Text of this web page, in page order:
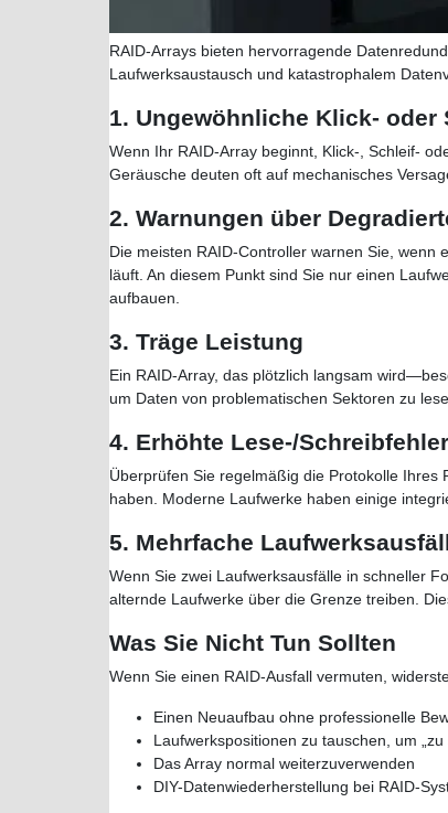
RAID-Arrays bieten hervorragende
Laufwerksaustausch und katastrophalem
1. Ungewöhnliche Klick- oder
Wenn Ihr RAID-Array beginnt, Klick-, Schleif-
Geräusche deuten oft auf mechanisches
2. Warnungen über
Die meisten RAID-Controller warnen Sie,
läuft. An diesem Punkt sind Sie nur einen
aufbauen.
3. Träge Leistung
Ein RAID-Array, das plötzlich langsam
um Daten von problematischen Sektoren zu
4. Erhöhte Lese-/Schreibfehler
Überprüfen Sie regelmäßig die Protokolle
haben. Moderne Laufwerke haben einige
5. Mehrfache
Wenn Sie zwei Laufwerksausfälle in schneller
alternde Laufwerke über die Grenze treiben.
Was Sie Nicht Tun Sollten
Wenn Sie einen RAID-Ausfall vermuten,
Einen Neuaufbau ohne professionelle
Laufwerkspositionen zu tauschen, um
Das Array normal weiterzuverwenden
DIY-Datenwiederherstellung bei RAID-